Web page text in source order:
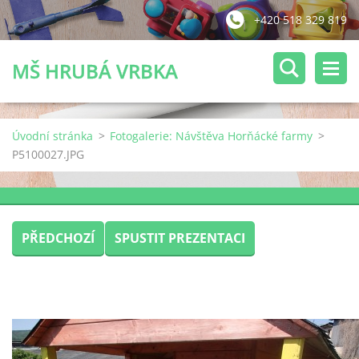
+420 518 329 819
MŠ HRUBÁ VRBKA
Úvodní stránka > Fotogalerie: Návštěva Horňácké farmy >
P5100027.JPG
PŘEDCHOZÍ SPUSTIT PREZENTACI